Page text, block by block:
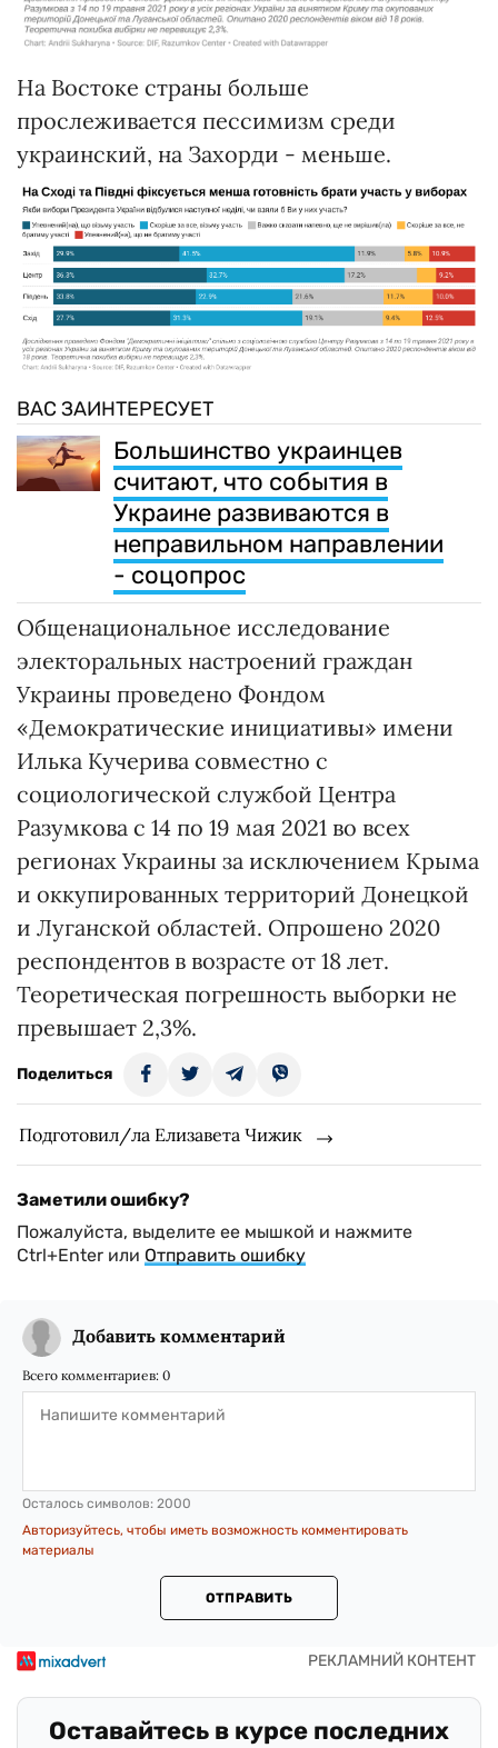
На Востоке страны больше
прослеживается пессимизм среди
украинский, на Захорди - меньше.
ВАС ЗАИНТЕРЕСУЕТ
Большинство украинцев
считают, что события в
Украине развиваются в
неправильном направлении
- соцопрос
Общенациональное исследование
электоральных настроений граждан
Украины проведено Фондом
«Демократические инициативы» имени
Илька Кучерива совместно с
социологической службой Центра
Разумкова с 14 по 19 мая 2021 во всех
регионах Украины за исключением Крыма
и оккупированных территорий Донецкой
и Луганской областей. Опрошено 2020
респондентов в возрасте от 18 лет.
Теоретическая погрешность выборки не
превышает 2,3%.
Поделиться
Подготовил/ла Елизавета Чижик
Заметили ошибку?
Пожалуйста, выделите ее мышкой и нажмите
Ctrl+Enter или Отправить ошибку
Добавить комментарий
Всего комментариев: 0
Осталось символов: 2000
Авторизуйтесь, чтобы иметь возможность комментировать
материалы
ОТПРАВИТЬ
Оставайтесь в курсе последних